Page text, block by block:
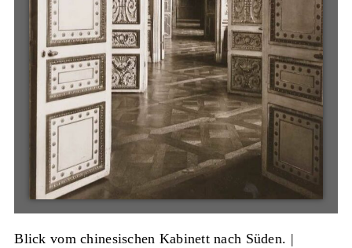
Blick vom chinesischen Kabinett nach Süden. |